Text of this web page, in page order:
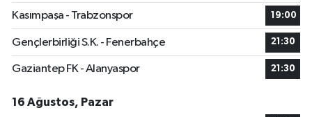
Kasımpaşa - Trabzonspor 19:00
Gençlerbirliği S.K. - Fenerbahçe 21:30
Gaziantep FK - Alanyaspor 21:30
16 Ağustos, Pazar